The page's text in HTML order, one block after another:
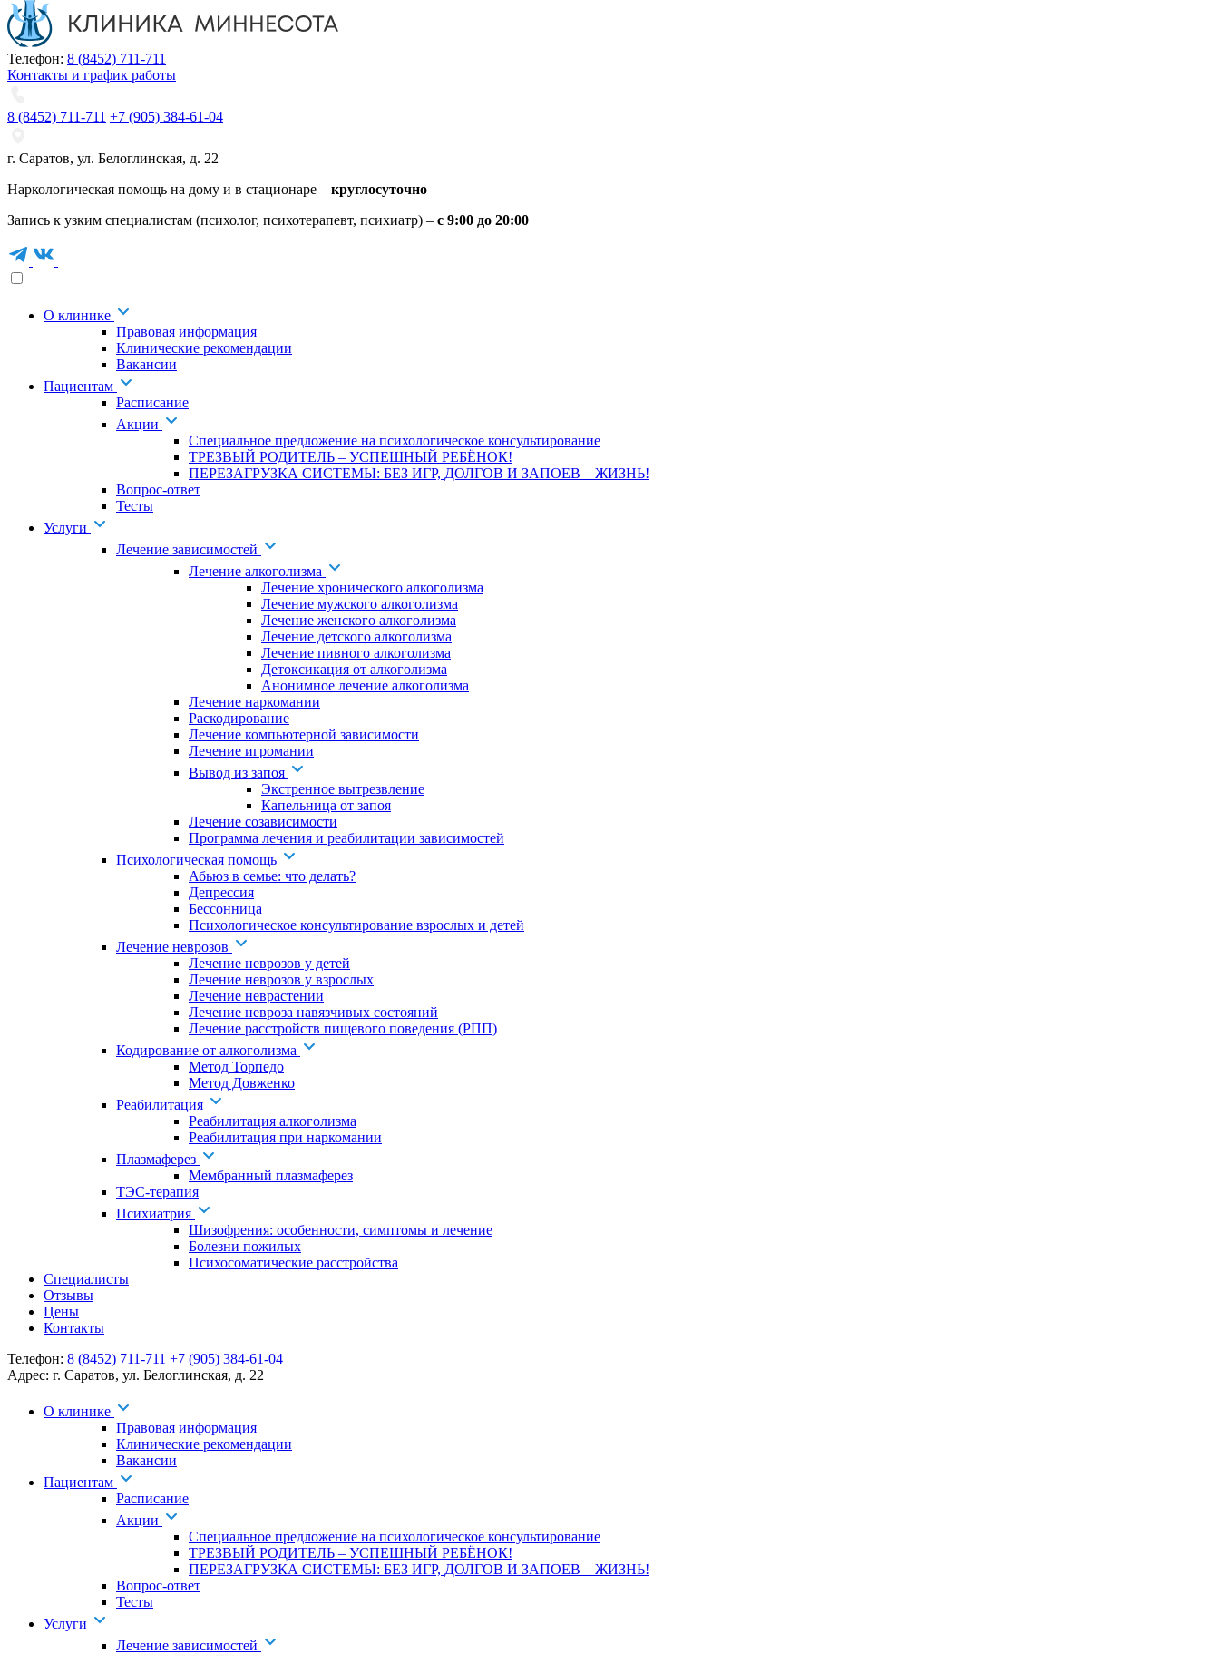
Телефон: 8 (8452) 711-711
Контакты и график работы
8 (8452) 711-711 +7 (905) 384-61-04
г. Саратов, ул. Белоглинская, д. 22
Наркологическая помощь на дому и в стационаре – круглосуточно
Запись к узким специалистам (психолог, психотерапевт, психиатр) – с 9:00 до 20:00
О клинике
Правовая информация
Клинические рекомендации
Вакансии
Пациентам
Расписание
Акции
Специальное предложение на психологическое консультирование
ТРЕЗВЫЙ РОДИТЕЛЬ – УСПЕШНЫЙ РЕБЁНОК!
ПЕРЕЗАГРУЗКА СИСТЕМЫ: БЕЗ ИГР, ДОЛГОВ И ЗАПОЕВ – ЖИЗНЬ!
Вопрос-ответ
Тесты
Услуги
Лечение зависимостей
Лечение алкоголизма
Лечение хронического алкоголизма
Лечение мужского алкоголизма
Лечение женского алкоголизма
Лечение детского алкоголизма
Лечение пивного алкоголизма
Детоксикация от алкоголизма
Анонимное лечение алкоголизма
Лечение наркомании
Раскодирование
Лечение компьютерной зависимости
Лечение игромании
Вывод из запоя
Экстренное вытрезвление
Капельница от запоя
Лечение созависимости
Программа лечения и реабилитации зависимостей
Психологическая помощь
Абьюз в семье: что делать?
Депрессия
Бессонница
Психологическое консультирование взрослых и детей
Лечение неврозов
Лечение неврозов у детей
Лечение неврозов у взрослых
Лечение неврастении
Лечение невроза навязчивых состояний
Лечение расстройств пищевого поведения (РПП)
Кодирование от алкоголизма
Метод Торпедо
Метод Довженко
Реабилитация
Реабилитация алкоголизма
Реабилитация при наркомании
Плазмаферез
Мембранный плазмаферез
ТЭС-терапия
Психиатрия
Шизофрения: особенности, симптомы и лечение
Болезни пожилых
Психосоматические расстройства
Специалисты
Отзывы
Цены
Контакты
Телефон: 8 (8452) 711-711 +7 (905) 384-61-04
Адрес: г. Саратов, ул. Белоглинская, д. 22
О клинике
Правовая информация
Клинические рекомендации
Вакансии
Пациентам
Расписание
Акции
Специальное предложение на психологическое консультирование
ТРЕЗВЫЙ РОДИТЕЛЬ – УСПЕШНЫЙ РЕБЁНОК!
ПЕРЕЗАГРУЗКА СИСТЕМЫ: БЕЗ ИГР, ДОЛГОВ И ЗАПОЕВ – ЖИЗНЬ!
Вопрос-ответ
Тесты
Услуги
Лечение зависимостей